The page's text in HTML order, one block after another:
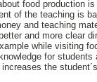
food production
of the teaching is
and teaching
and more clear
while visiting
for students
the